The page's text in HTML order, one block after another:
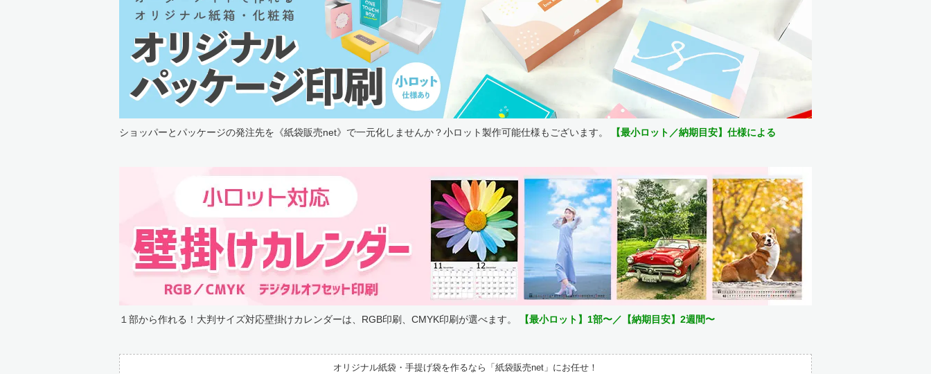
ショッパーとパッケージの発注先を《紙袋販売net》で一元化しませんか？小ロット製作可能仕様もございます。 【最小ロット／納期目安】仕様による
１部から作れる！大判サイズ対応壁掛けカレンダーは、RGB印刷、CMYK印刷が選べます。 【最小ロット】1部〜／【納期目安】2週間〜
オリジナル紙袋・手提げ袋を作るなら「紙袋販売net」にお任せ！